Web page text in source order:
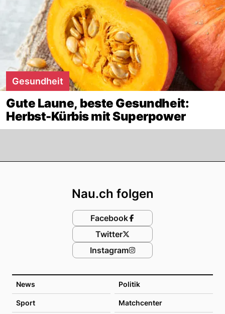
Gesundheit
Gute Laune, beste Gesundheit:
Herbst-Kürbis mit Superpower
News Politik
Sport Matchcenter
Nau.ch folgen
Facebook
Twitter
Instagram